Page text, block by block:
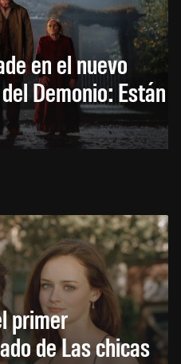
en el nuevo
Demonio: Están
primer
de Las chicas